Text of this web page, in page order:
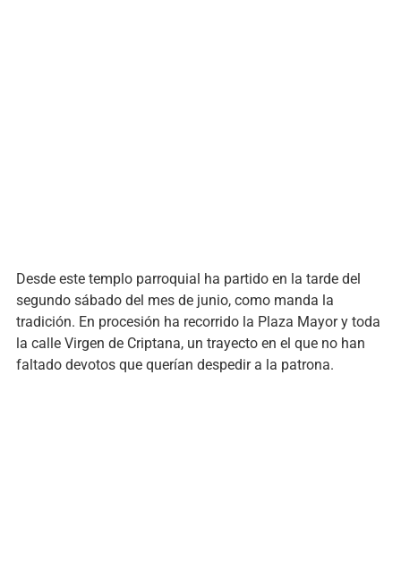
Desde este templo parroquial ha partido en la tarde del
segundo sábado del mes de junio, como manda la
tradición. En procesión ha recorrido la Plaza Mayor y toda
la calle Virgen de Criptana, un trayecto en el que no han
faltado devotos que querían despedir a la patrona.